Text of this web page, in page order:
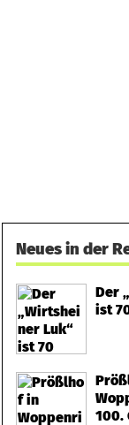
Neues in der
Der
ist
100.